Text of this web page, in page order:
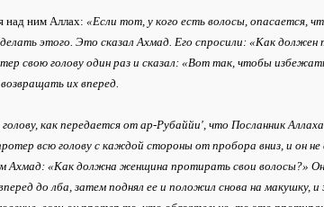
над ним Аллах: «Если тот, у кого есть волосы, опасается,
этого. Это сказал Ахмад. Его спросили: «Как должен
свою голову один раз и сказал: «Вот так, чтобы
их вперед.
как передается от ар-Рубаййи', что Посланник
всю голову с каждой стороны от пробора вниз, и он не
Ахмад: «Как должна женщина протирать свои волосы?»
до лба, затем поднял ее и положил снова на макушку,